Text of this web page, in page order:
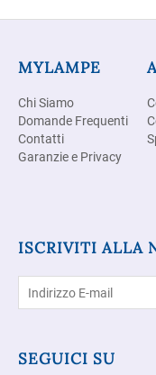
MYLAMPE
Chi Siamo
Domande Frequenti
Contatti
Garanzie e Privacy
ISCRIVITI ALLA
SEGUICI SU